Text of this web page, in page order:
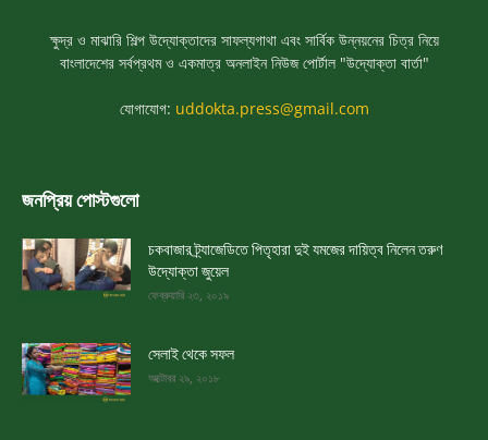
ক্ষুদ্র ও মাঝারি শিল্প উদ্যোক্তাদের সাফল্যগাথা এবং সার্বিক উন্নয়নের চিত্র নিয়ে
বাংলাদেশের সর্বপ্রথম ও একমাত্র অনলাইন নিউজ পোর্টাল "উদ্যোক্তা বার্তা"
যোগাযোগ: uddokta.press@gmail.com
জনপ্রিয় পোস্টগুলো
চকবাজার ট্র্যাজেডিতে পিতৃহারা দুই যমজের দায়িত্ব নিলেন তরুণ
উদ্যোক্তা জুয়েল
ফেব্রুয়ারি ২৩, ২০১৯
সেলাই থেকে সফল
অক্টোবর ২৯, ২০১৮